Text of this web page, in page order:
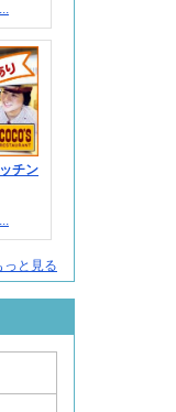
チン
と見る